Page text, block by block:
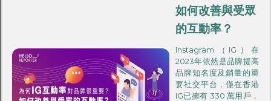
如何改善與受眾
的互動率？
Instagram（IG）在
2023年依然是品牌提高
品牌知名度及銷量的重
要社交平台，僅在香港
IG已擁有 330 萬用戶，